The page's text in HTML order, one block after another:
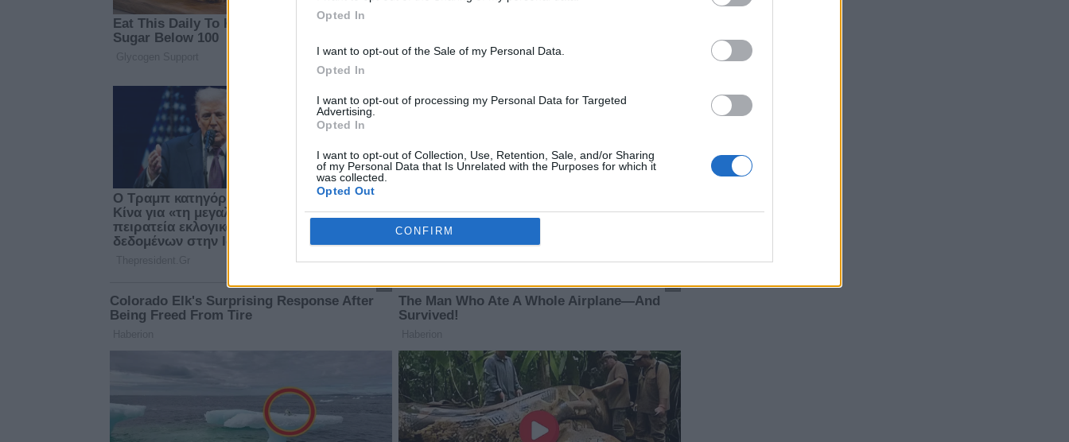
Opted In
I want to opt-out of the Sale of my Personal Data.
Opted In
I want to opt-out of processing my Personal Data for Targeted
Advertising.
Opted In
I want to opt-out of Collection, Use, Retention, Sale, and/or Sharing
of my Personal Data that Is Unrelated with the Purposes for which it
was collected.
Opted Out
CONFIRM